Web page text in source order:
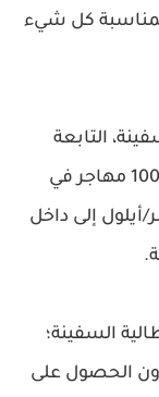
كل شيء
السفينة، التابعة
لمنظمة "ميشن لايفلاين" الألمانية، 100 مهاجر في
تنقلهم في 2 سبتمبر/أيلول إلى داخل
السفينة؛
دون الحصول على